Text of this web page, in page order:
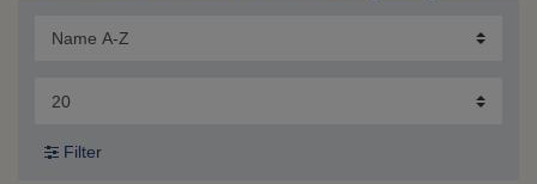
Filter